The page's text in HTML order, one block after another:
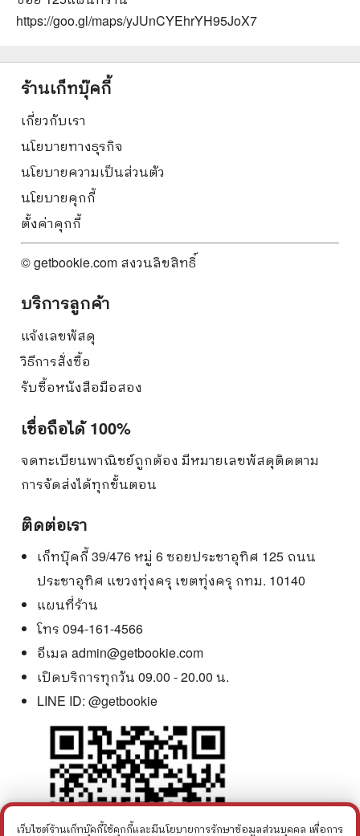
https://goo.gl/maps/yJUnCYEhrYH95JoX7
ร้านเก็ทบุ๊คกี้
เกี่ยวกับเรา
นโยบายทางธุรกิจ
นโยบายความเป็นส่วนตัว
นโยบายคุกกี้
ตั้งค่าคุกกี้
© getbookie.com สงวนลิขสิทธิ์
บริการลูกค้า
แจ้งเลขพัสดุ
วิธีการสั่งซื้อ
รับซื้อหนังสือมือสอง
เชื่อถือได้ 100%
จดทะเบียนพาณิชย์ถูกต้อง มีหมายเลขพัสดุติดตาม
การจัดส่งได้ทุกขั้นตอน
ติดต่อเรา
เก็ทบุ๊คกี้ 39/476 หมู่ 6 ซอยประชาอุทิศ 125 ถนน
ประชาอุทิศ แขวงทุ่งครุ เขตทุ่งครุ กทม. 10140
แผนที่ร้าน
โทร 094-161-4566
อีเมล admin@getbookie.com
เปิดบริการทุกวัน 09.00 - 20.00 น.
LINE ID: @getbookie
เว็บไซต์ร้านเก็ทบุ๊คกี้ใช้คุกกี้และมีนโยบายการรักษาข้อมูลส่วนบุคคล เพื่อการ